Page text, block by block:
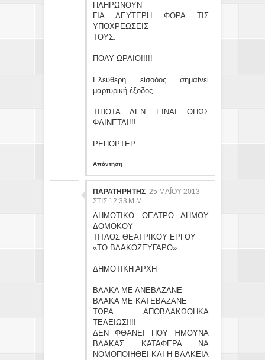
ΠΛΗΡΩΝΟΥΝ
ΓΙΑ ΔΕΥΤΕΡΗ ΦΟΡΑ ΤΙΣ
ΥΠΟΧΡΕΩΣΕΙΣ
ΤΟΥΣ.
ΠΟΛΥ ΩΡΑΙΟ!!!!!
Ελεύθερη είσοδος σημαίνει
μαρτυρική έξοδος.
ΤΙΠΟΤΑ ΔΕΝ ΕΙΝΑΙ ΟΠΩΣ
ΦΑΙΝΕΤΑΙ!!!
ΡΕΠΟΡΤΕΡ
Απάντηση
ΠΑΡΑΤΗΡΗΤΗΣ 25 ΜΑΪ́ΟΥ 2013 ΣΤ
ΙΣ 12:33 Μ.Μ.
ΔΗΜΟΤΙΚΟ ΘΕΑΤΡΟ ΔΗΜΟΥ
ΔΟΜΟΚΟΥ
ΤΙΤΛΟΣ ΘΕΑΤΡΙΚΟΥ ΕΡΓΟΥ
«ΤΟ ΒΛΑΚΟΖΕΥΓΑΡΟ»
ΔΗΜΟΤΙΚΗ ΑΡΧΗ
ΒΛΑΚΑ ΜΕ ΑΝΕΒΑΖΑΝΕ
ΒΛΑΚΑ ΜΕ ΚΑΤΕΒΑΖΑΝΕ
ΤΩΡΑ ΑΠΟΒΛΑΚΩΘΗΚΑ
ΤΕΛΕΙΩΣ!!!!
ΔΕΝ ΦΘΑΝΕΙ ΠΟΥ ΉΜΟΥΝΑ
ΒΛΑΚΑΣ ΚΑΤΑΦΕΡΑ ΝΑ
ΝΟΜΟΠΟΙΗΘΕΙ ΚΑΙ Η ΒΛΑΚΕΙΑ